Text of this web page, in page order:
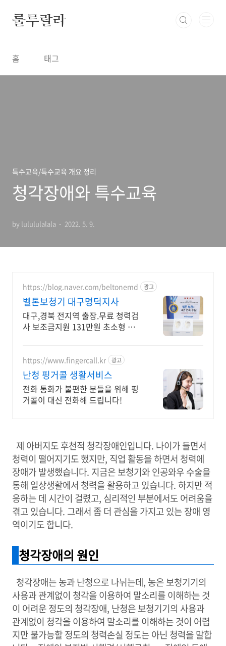
룰루랄라
홈 태그
특수교육/특수교육 개요 정리
청각장애와 특수교육
by lulululalala 2022. 5. 9.
https://blog.naver.com/beltonemd 광고
벨톤보청기 대구명덕지사
대구,경북 전지역 출장.무료 청력검
사 보조금지원 131만원 초소형 잘들
https://www.fingercall.kr 광고
난청 핑거콜 생활서비스
전화 통화가 불편한 분들을 위해 핑
거콜이 대신 전화해 드립니다!
제 아버지도 후천적 청각장애인입니다. 나이가 들면서
청력이 떨어지기도 했지만, 직업 활동을 하면서 청력에
장애가 발생했습니다. 지금은 보청기와 인공와우 수술을
통해 일상생활에서 청력을 활용하고 있습니다. 하지만 적
응하는 데 시간이 걸렸고, 심리적인 부분에서도 어려움을
겪고 있습니다. 그래서 좀 더 관심을 가지고 있는 장애 영
역이기도 합니다.
청각장애의 원인
청각장애는 농과 난청으로 나뉘는데, 농은 보청기기의
사용과 관계없이 청각을 이용하여 말소리를 이해하는 것
이 어려운 정도의 청각장애, 난청은 보청기기의 사용과
관계없이 청각을 이용하여 말소리를 이해하는 것이 어렵
지만 불가능할 정도의 청력손실 정도는 아닌 청력을 말합